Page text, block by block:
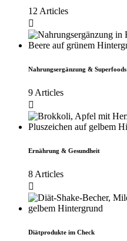
12 Articles
Nahrungsergänzung & Superfoods
9 Articles
Ernährung & Gesundheit
8 Articles
Diätprodukte im Check